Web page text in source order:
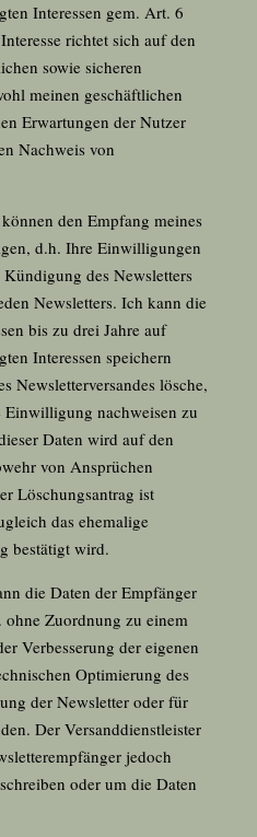
Interessen gem. Art. 6
richtet sich auf den
sowie sicheren
meinen geschäftlichen
Erwartungen der Nutzer
Nachweis von
den Empfang meines
d.h. Ihre Einwilligungen
des Newsletters
Newsletters. Ich kann die
bis zu drei Jahre auf
Interessen speichern
Newsletterversandes lösche,
Einwilligung nachweisen zu
Daten wird auf den
von Ansprüchen
Löschungsantrag ist
das ehemalige
bestätigt wird.
die Daten der Empfänger
Zuordnung zu einem
Verbesserung der eigenen
Optimierung des
der Newsletter oder für
Der Versanddienstleister
jedoch
oder um die Daten